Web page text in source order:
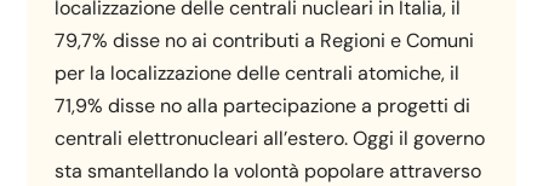
localizzazione delle centrali nucleari in Italia, il
79,7% disse no ai contributi a Regioni e Comuni
per la localizzazione delle centrali atomiche, il
71,9% disse no alla partecipazione a progetti di
centrali elettronucleari all’estero. Oggi il governo
sta smantellando la volontà popolare attraverso